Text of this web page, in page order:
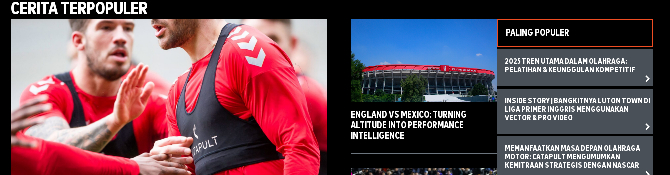
CERITA TERPOPULER
ENGLAND VS MEXICO: TURNING
ALTITUDE INTO PERFORMANCE
INTELLIGENCE
PALING POPULER
2025 TREN UTAMA DALAM OLAHRAGA:
PELATIHAN & KEUNGGULAN KOMPETITIF
INSIDE STORY | BANGKITNYA LUTON TOWN DI
LIGA PRIMER INGGRIS MENGGUNAKAN
VECTOR & PRO VIDEO
MEMANFAATKAN MASA DEPAN OLAHRAGA
MOTOR: CATAPULT MENGUMUMKAN
KEMITRAAN STRATEGIS DENGAN NASCAR